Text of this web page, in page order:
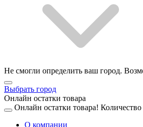
Не смогли определить ваш город.
Выбрать город
Онлайн остатки товара
Онлайн остатки товара! Количество
О компании